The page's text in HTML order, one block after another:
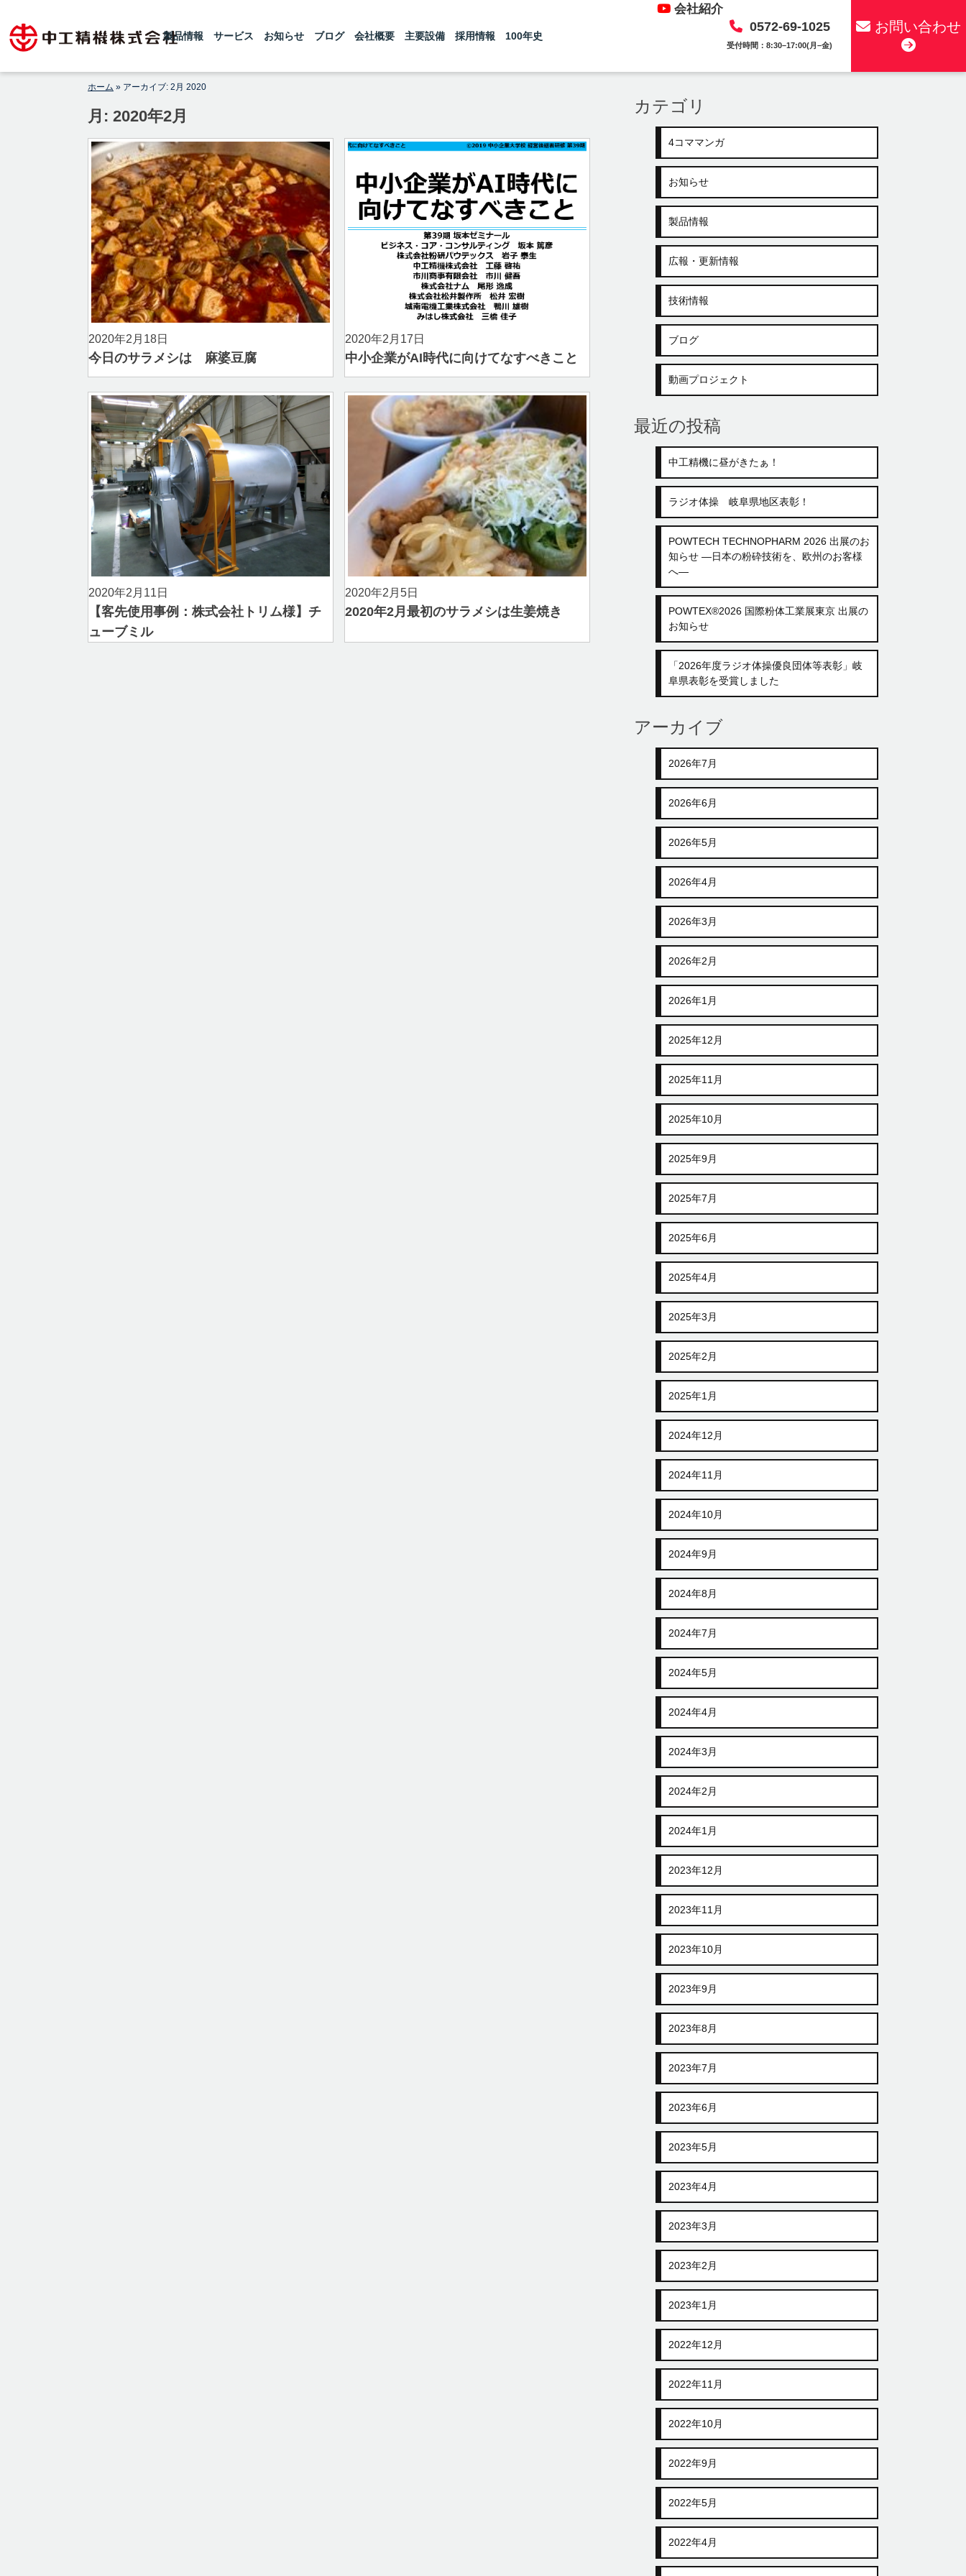
content
業100年の粉砕機製造パイオニ
アメーカー
機・ボールミルを製造している中工精機
です。微粉砕機のボールミル、連続式微
粉砕機のチューブミルを製造しておりま
製品情報 サービス お知らせ ブログ 会社概要 主要設備 採用情報 100年史
会社紹介
0572-69-1025
受付時間：8:30–17:00(月–金)
お問い合わせ
ホーム » アーカイブ: 2月 2020
月: 2020年2月
2020年2月18日
今日のサラメシは 麻婆豆腐
2020年2月17日
中小企業がAI時代に向けてなすべきこと
2020年2月11日
【客先使用事例：株式会社トリム様】チ
ューブミル
2020年2月5日
2020年2月最初のサラメシは生姜焼き
カテゴリ
4コママンガ
お知らせ
製品情報
広報・更新情報
技術情報
ブログ
動画プロジェクト
最近の投稿
中工精機に昼がきたぁ！
ラジオ体操 岐阜県地区表彰！
POWTECH TECHNOPHARM 2026 出展のお
知らせ ―日本の粉砕技術を、欧州のお客様
へ―
POWTEX®2026 国際粉体工業展東京 出展の
お知らせ
「2026年度ラジオ体操優良団体等表彰」岐
阜県表彰を受賞しました
アーカイブ
2026年7月
2026年6月
2026年5月
2026年4月
2026年3月
2026年2月
2026年1月
2025年12月
2025年11月
2025年10月
2025年9月
2025年7月
2025年6月
2025年4月
2025年3月
2025年2月
2025年1月
2024年12月
2024年11月
2024年10月
2024年9月
2024年8月
2024年7月
2024年5月
2024年4月
2024年3月
2024年2月
2024年1月
2023年12月
2023年11月
2023年10月
2023年9月
2023年8月
2023年7月
2023年6月
2023年5月
2023年4月
2023年3月
2023年2月
2023年1月
2022年12月
2022年11月
2022年10月
2022年9月
2022年5月
2022年4月